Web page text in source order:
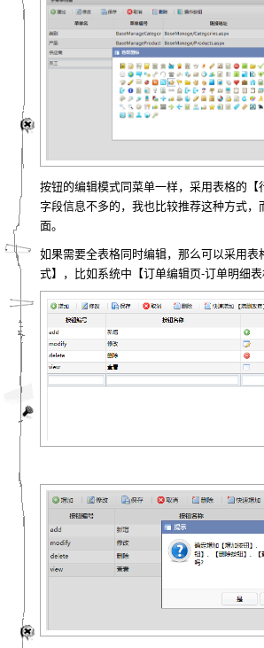
按钮的编辑模式同菜单一样，采用表格的【
字段信息不多的，我也比较推荐这种方式，
面。
如果需要全表格同时编辑，那么可以采用表
式】，比如系统中【订单编辑页-订单明细表